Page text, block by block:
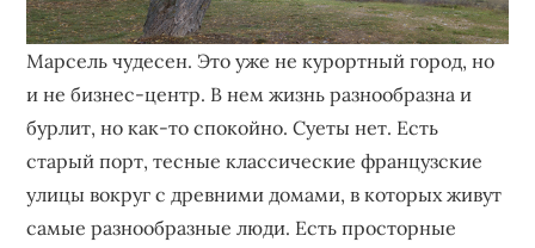
Марсель чудесен. Это уже не курортный город, но
и не бизнес-центр. В нем жизнь разнообразна и
бурлит, но как-то спокойно. Суеты нет. Есть
старый порт, тесные классические французские
улицы вокруг с древними домами, в которых живут
самые разнообразные люди. Есть просторные